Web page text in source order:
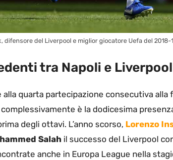
difensore del Liverpool e miglior giocatore Uefa del 2018-
tra Napoli e Liverpool
alla quarta partecipazione consecutiva alla
è la dodicesima
degli ottavi. L’anno scorso, Lorenzo
Salah il successo del Liverpool
anche in Europa League nella